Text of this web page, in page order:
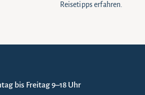
Reisetipps erfahren.
bis Freitag 9–18 Uhr